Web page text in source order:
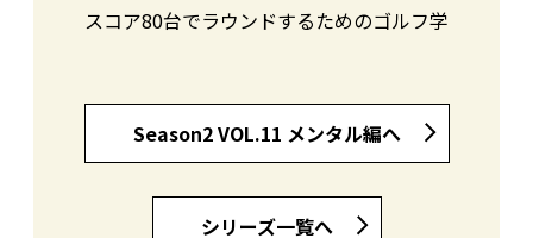
スコア80台でラウンドするためのゴルフ学
Season2 VOL.11 メンタル編へ
シリーズ一覧へ